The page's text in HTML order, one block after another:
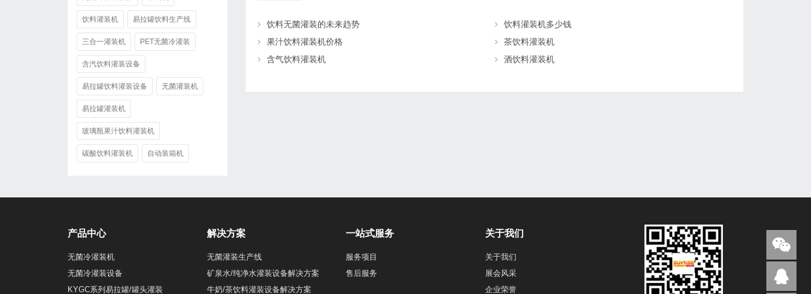
饮料无菌灌装的未来趋势
饮料灌装机多少钱
果汁饮料灌装机价格
茶饮料灌装机
含气饮料灌装机
酒饮料灌装机
饮料灌装机 易拉罐饮料生产线
三合一灌装机 PET无菌冷灌装
含汽饮料灌装设备
易拉罐饮料灌装设备 无菌灌装机
易拉罐灌装机
玻璃瓶果汁饮料灌装机
碳酸饮料灌装机 自动装箱机
产品中心
无菌冷灌装机
无菌冷灌装设备
KYGC系列易拉罐/罐头灌装
解决方案
无菌灌装生产线
矿泉水/纯净水灌装设备解决方案
牛奶/茶饮料灌装设备解决方案
一站式服务
服务项目
售后服务
关于我们
关于我们
展会风采
企业荣誉